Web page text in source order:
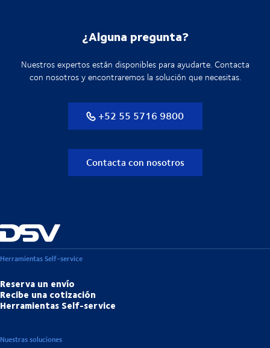
¿Alguna pregunta?
Nuestros expertos están disponibles para ayudarte. Contacta
con nosotros y encontraremos la solución que necesitas.
+52 55 5716 9800
Contacta con nosotros
Herramientas Self-service
Reserva un envío
Recibe una cotización
Herramientas Self-service
Nuestras soluciones